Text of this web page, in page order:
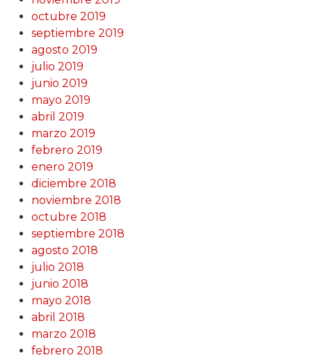
octubre 2019
septiembre 2019
agosto 2019
julio 2019
junio 2019
mayo 2019
abril 2019
marzo 2019
febrero 2019
enero 2019
diciembre 2018
noviembre 2018
octubre 2018
septiembre 2018
agosto 2018
julio 2018
junio 2018
mayo 2018
abril 2018
marzo 2018
febrero 2018